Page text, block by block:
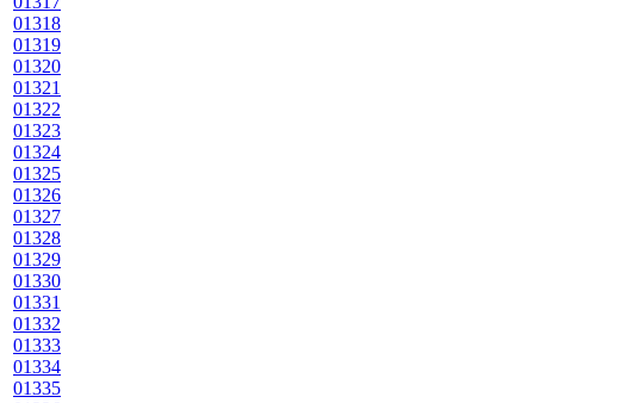
01318
01319
01320
01321
01322
01323
01324
01325
01326
01327
01328
01329
01330
01331
01332
01333
01334
01335